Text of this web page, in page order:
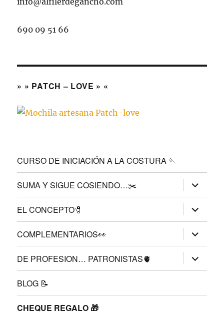
690 09 51 66
» » PATCH – LOVE » «
CURSO DE INICIACIÓN A LA COSTURA 🪡
SUMA Y SIGUE COSIENDO…✂️ expande
el
menú
inferior
EL CONCEPTO🧷 expande
el
menú
inferior
COMPLEMENTARIOS👀 expande
el
menú
inferior
DE PROFESION… PATRONISTAS🫀 expande
el
menú
BLOG 📝
CHEQUE REGALO 🎁